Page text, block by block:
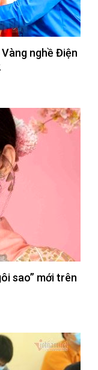
nghề Điện
sao” mới trên